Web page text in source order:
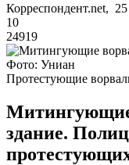
Корреспондент.net,
10
24919
Фото: Униан
Протестующие
здание.